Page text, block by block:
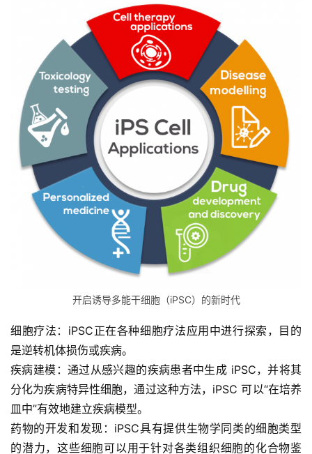
开启诱导多能干细胞（iPSC）的新时代
细胞疗法 ：iPSC正在各种细胞疗法应用中进行探索，目的
是逆转机体损伤或疾病。
疾病建模 ：通过从感兴趣的疾病患者中生成 iPSC，并将其
分化为疾病特异性细胞，通过这种方法，iPSC 可以“在培养
皿中”有效地建立疾病模型。
药物的开发和发现 ：iPSC具有提供生物学同类的细胞类型
的潜力，这些细胞可以用于针对各类组织细胞的化合物鉴